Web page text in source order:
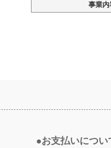
事業内
お支払いについ